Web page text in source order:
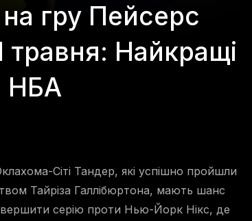
гру Пейсерс
травня: Найкращі
НБА
Сіті Тандер, які успішно пройшли
Тайріза Галлібюртона, мають шанс
серію проти Нью-Йорк Нікс, де